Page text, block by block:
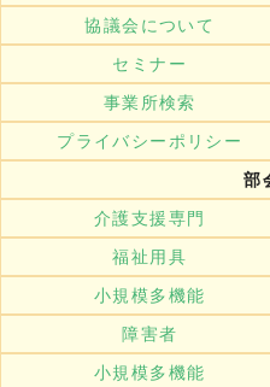
協議会について
セミナー
事業所検索
プライバシーポリシー
部
介護支援専門
福祉用具
小規模多機能
障害者
小規模多機能